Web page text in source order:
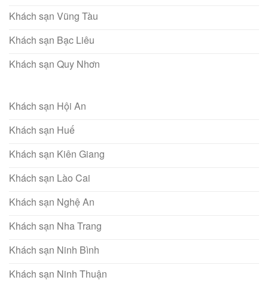
Khách sạn Vũng Tàu
Khách sạn Bạc Liêu
Khách sạn Quy Nhơn
Khách sạn Hội An
Khách sạn Huế
Khách sạn Kiên Giang
Khách sạn Lào Cai
Khách sạn Nghệ An
Khách sạn Nha Trang
Khách sạn Ninh Bình
Khách sạn Ninh Thuận